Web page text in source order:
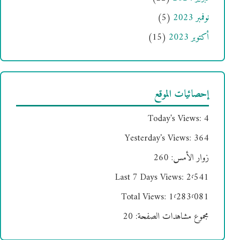
نوفمبر 2023
(5)
أكتوبر 2023
(15)
إحصائيات الموقع
Today's Views: 4
Yesterday's Views: 364
زوار الأمس: 260
Last 7 Days Views: 2٬541
Total Views: 1٬283٬081
مجموع مشاهدات الصفحة: 20